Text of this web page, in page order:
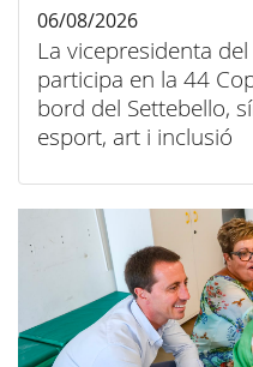
La vicepresidenta
participa en la 44
bord del Settebello,
esport, art i inclusió
06/08/2026